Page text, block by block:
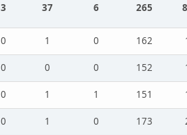
3 37 6 265
0 1 0 162
0 0 0 152
0 1 1 151
0 1 0 173